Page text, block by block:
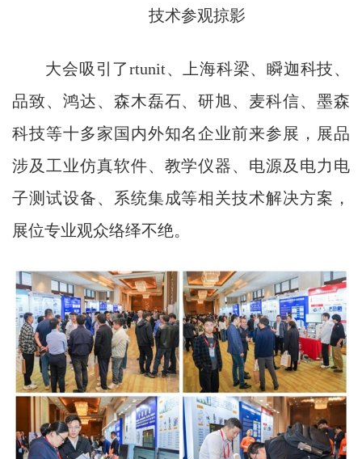
技术参观掠影
大会吸引了rtunit、上海科梁、瞬迦科技、
品致、鸿达、森木磊石、研旭、麦科信、墨森
科技等十多家国内外知名企业前来参展，展品
涉及工业仿真软件、教学仪器、电源及电力电
子测试设备、系统集成等相关技术解决方案，
展位专业观众络绎不绝。